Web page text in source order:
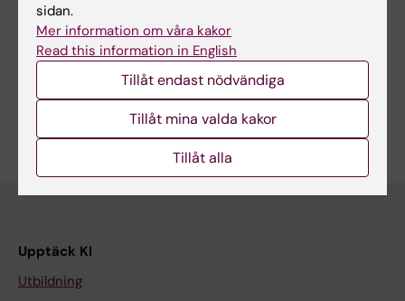
Dela
Upptäck KI
Utbildning
sidan.
Mer information om våra kakor
Read this information in English
Tillåt endast nödvändiga
Tillåt mina valda kakor
Tillåt alla